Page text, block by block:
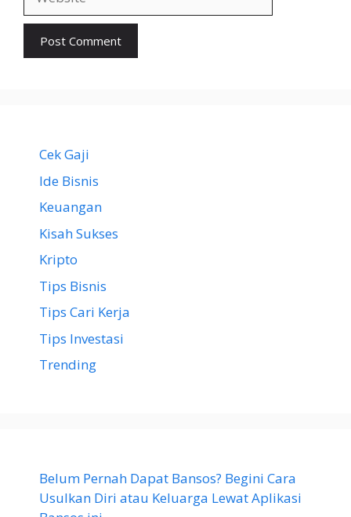
Cek Gaji
Ide Bisnis
Keuangan
Kisah Sukses
Kripto
Tips Bisnis
Tips Cari Kerja
Tips Investasi
Trending
Belum Pernah Dapat Bansos? Begini Cara
Usulkan Diri atau Keluarga Lewat Aplikasi